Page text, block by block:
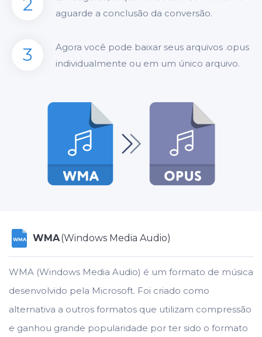
2
aguarde a conclusão da conversão.
3
Agora você pode baixar seus arquivos .opus
individualmente ou em um único arquivo.
WMA WMA(Windows Media Audio)
WMA (Windows Media Audio) é um formato de música
desenvolvido pela Microsoft. Foi criado como
alternativa a outros formatos que utilizam compressão
e ganhou grande popularidade por ter sido o formato